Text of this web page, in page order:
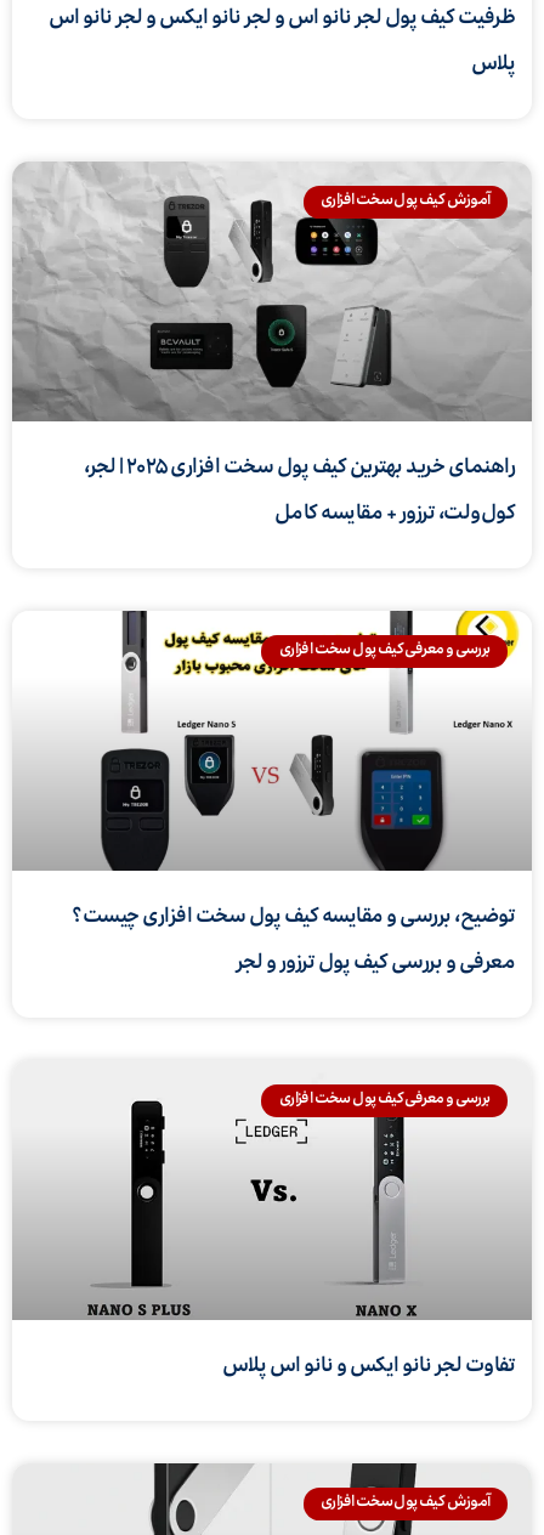
ظرفیت کیف پول لجر نانو اس و لجر نانو ایکس و لجر نانو اس
پلاس
آموزش کیف پول سخت افزاری
راهنمای خرید بهترین کیف پول سخت افزاری ۲۰۲۵ | لجر،
کول‌ولت، ترزور + مقایسه کامل
بررسی و معرفی کیف پول سخت افزاری
توضیح، بررسی و مقایسه کیف پول سخت افزاری چیست؟
معرفی و بررسی کیف پول ترزور و لجر
بررسی و معرفی کیف پول سخت افزاری
تفاوت لجر نانو ایکس و نانو اس پلاس
آموزش کیف پول سخت افزاری